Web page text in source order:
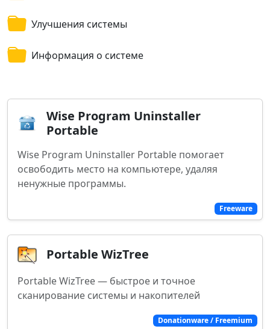
Улучшения системы
Информация о системе
Freeware
Wise Program Uninstaller
Portable
Wise Program Uninstaller Portable помогает
освободить место на компьютере, удаляя
ненужные программы.
Donationware / Freemium
Portable WizTree
Portable WizTree — быстрое и точное
сканирование системы и накопителей